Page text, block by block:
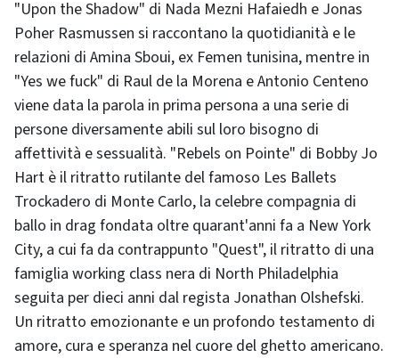
"Upon the Shadow" di Nada Mezni Hafaiedh e Jonas
Poher Rasmussen si raccontano la quotidianità e le
relazioni di Amina Sboui, ex Femen tunisina, mentre in
"Yes we fuck" di Raul de la Morena e Antonio Centeno
viene data la parola in prima persona a una serie di
persone diversamente abili sul loro bisogno di
affettività e sessualità. "Rebels on Pointe" di Bobby Jo
Hart è il ritratto rutilante del famoso Les Ballets
Trockadero di Monte Carlo, la celebre compagnia di
ballo in drag fondata oltre quarant'anni fa a New York
City, a cui fa da contrappunto "Quest", il ritratto di una
famiglia working class nera di North Philadelphia
seguita per dieci anni dal regista Jonathan Olshefski.
Un ritratto emozionante e un profondo testamento di
amore, cura e speranza nel cuore del ghetto americano.